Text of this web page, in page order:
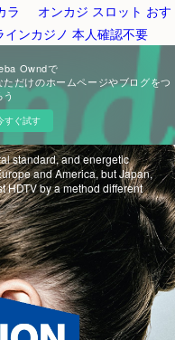
ラ
オンカジ スロット おす
インカジノ 本人確認不要
Owndで
ただけのホームページやブログをつ
う
すぐ試す